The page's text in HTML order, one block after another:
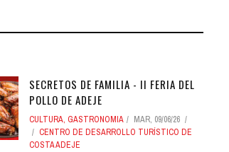
SECRETOS DE FAMILIA - II FERIA DEL
POLLO DE ADEJE
CULTURA, GASTRONOMIA
MAR, 09/06/26
CENTRO DE DESARROLLO TURÍSTICO DE
COSTA ADEJE